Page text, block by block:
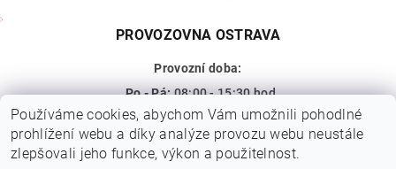
PROVOZOVNA OSTRAVA
Provozní doba:
Po - Pá:08:00 - 15:30 hod.
So - Ne:Zavřeno
Adresa:Pohraniční 309/15a,
Ostrava - Vítkovice
Používáme cookies, abychom Vám umožnili pohodlné
prohlížení webu a díky analýze provozu webu neustále
zlepšovali jeho funkce, výkon a použitelnost.